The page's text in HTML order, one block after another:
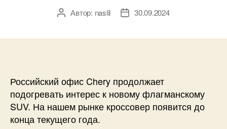
АвторАвтор: naslil
Дата30.09.2024
Российский офис Chery продолжает
подогревать интерес к новому флагманскому
SUV. На нашем рынке кроссовер появится до
конца текущего года.